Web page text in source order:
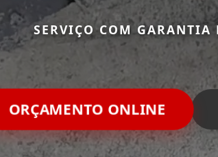
SERVIÇO COM GARANTIA
ORÇAMENTO ONLINE